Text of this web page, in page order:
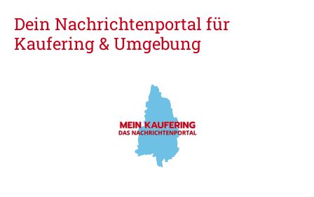
Dein Nachrichtenportal für
Kaufering & Umgebung